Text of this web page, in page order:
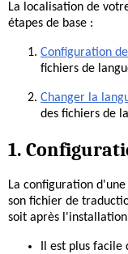
La localisation de
étapes de base :
Configuration
fichiers de
Changer la
des fichiers de
1.
La configuration
son fichier de
soit après
Il est plus